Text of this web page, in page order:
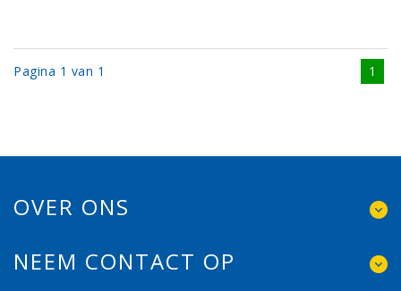
Pagina 1 van 1 1
OVER ONS
NEEM CONTACT OP